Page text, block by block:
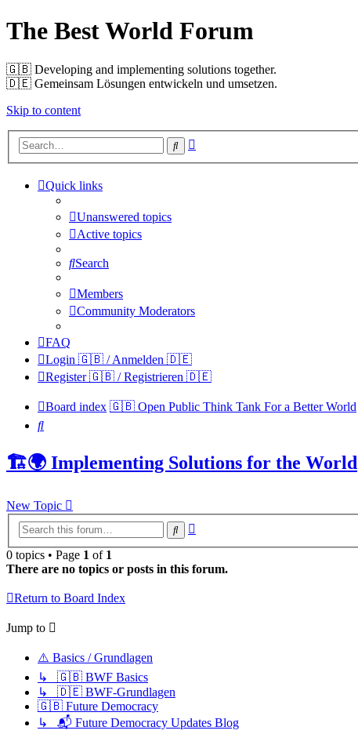
The Best World Forum
🇬🇧️ Developing and implementing solutions together.
🇩🇪️ Gemeinsam Lösungen entwickeln und umsetzen.
Skip to content
Search
Quick links
Unanswered topics
Active topics
Search
Members
Community Moderators
FAQ
Login 🇬🇧 / Anmelden 🇩🇪
Register 🇬🇧 / Registrieren 🇩🇪
Board index 🇬🇧 Open Public Think Tank For a Better World
Search
🏗️🌍 Implementing Solutions for the World
New Topic
Search
0 topics • Page 1 of 1
There are no topics or posts in this forum.
Return to Board Index
Jump to
⚠️ Basics / Grundlagen
↳ 🇬🇧 BWF Basics
↳ 🇩🇪 BWF-Grundlagen
🇬🇧 Future Democracy
↳ 📬 Future Democracy Updates Blog